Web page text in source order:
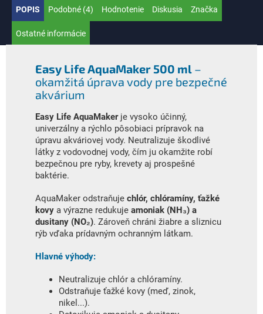
POPIS Podobné (4) Hodnotenie Diskusia Značka
Ostatné informácie
Easy Life AquaMaker 500 ml –
okamžitá úprava vody pre bezpečné
akvárium
Easy Life AquaMakerje vysoko účinný,
univerzálny a rýchlo pôsobiaci prípravok na
úpravu akváriovej vody. Neutralizuje škodlivé
látky z vodovodnej vody, čím ju okamžite robí
bezpečnou pre ryby, krevety aj prospešné
baktérie.
AquaMaker odstraňuje chlór, chlóramíny, ťažké
kovy a výrazne redukuje amoniak (NH₃) a
dusitany (NO₂). Zároveň chráni žiabre a sliznicu
rýb vďaka prídavným ochranným látkam.
Hlavné výhody:
Neutralizuje chlór a chlóramíny.
Odstraňuje ťažké kovy (meď, zinok,
nikel...).